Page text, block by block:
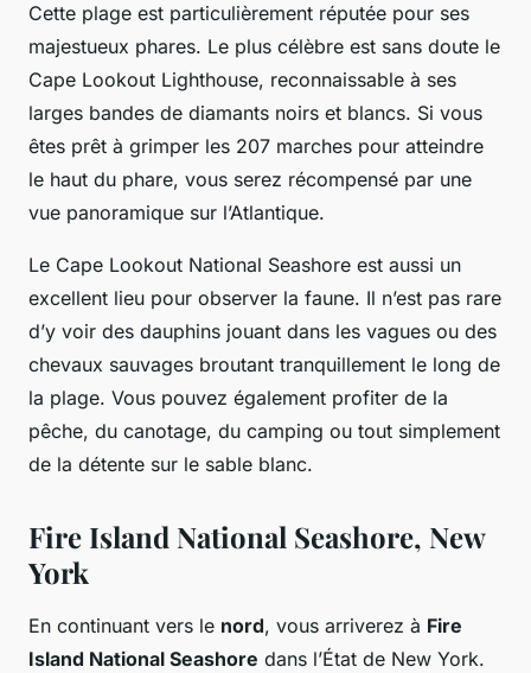
Cette plage est particulièrement réputée pour ses
majestueux phares. Le plus célèbre est sans doute le
Cape Lookout Lighthouse, reconnaissable à ses
larges bandes de diamants noirs et blancs. Si vous
êtes prêt à grimper les 207 marches pour atteindre
le haut du phare, vous serez récompensé par une
vue panoramique sur l’Atlantique.
Le Cape Lookout National Seashore est aussi un
excellent lieu pour observer la faune. Il n’est pas rare
d’y voir des dauphins jouant dans les vagues ou des
chevaux sauvages broutant tranquillement le long de
la plage. Vous pouvez également profiter de la
pêche, du canotage, du camping ou tout simplement
de la détente sur le sable blanc.
Fire Island National Seashore, New
York
En continuant vers le nord, vous arriverez à Fire
Island National Seashore dans l’État de New York.